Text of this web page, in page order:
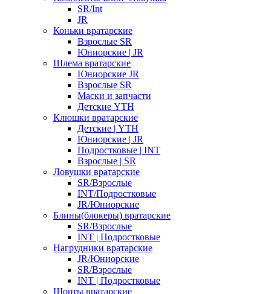
SR/Int
JR
Коньки вратарские
Взрослые SR
Юниорские | JR
Шлема вратарские
Юниорские JR
Взрослые SR
Маски и запчасти
Детские YTH
Клюшки вратарские
Детские | YTH
Юниорские | JR
Подростковые | INT
Взрослые | SR
Ловушки вратарские
SR/Взрослые
INT/Подростковые
JR/Юниорские
Блины(блокеры) вратарские
SR/Взрослые
INT | Подростковые
Нагрудники вратарские
JR/Юниорские
SR/Взрослые
INT | Подростковые
Шорты вратарские